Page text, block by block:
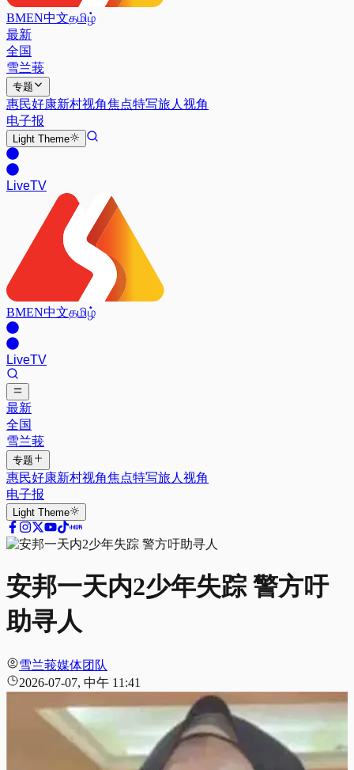
BMEN中文தமிழ்
最新
全国
雪兰莪
专题
惠民好康新村视角焦点特写旅人视角
电子报
Light Theme
LiveTV
BMEN中文தமிழ்
LiveTV
最新
全国
雪兰莪
专题
惠民好康新村视角焦点特写旅人视角
电子报
Light Theme
安邦一天内2少年失踪 警方吁
助寻人
雪兰莪媒体团队
2026-07-07, 中午 11:41